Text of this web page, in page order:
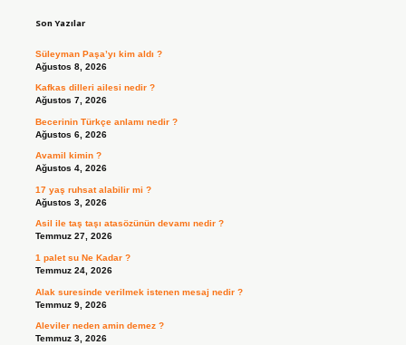
Son Yazılar
Süleyman Paşa’yı kim aldı ?
Ağustos 8, 2026
Kafkas dilleri ailesi nedir ?
Ağustos 7, 2026
Becerinin Türkçe anlamı nedir ?
Ağustos 6, 2026
Avamil kimin ?
Ağustos 4, 2026
17 yaş ruhsat alabilir mi ?
Ağustos 3, 2026
Asil ile taş taşı atasözünün devamı nedir ?
Temmuz 27, 2026
1 palet su Ne Kadar ?
Temmuz 24, 2026
Alak suresinde verilmek istenen mesaj nedir ?
Temmuz 9, 2026
Aleviler neden amin demez ?
Temmuz 3, 2026